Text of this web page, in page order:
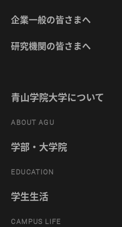
企業一般の皆さまへ
研究機関の皆さまへ
青山学院大学について
ABOUT AGU
学部・大学院
EDUCATION
学生生活
CAMPUS LIFE